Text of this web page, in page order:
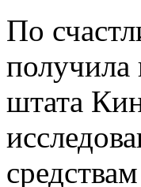
По
получила
штата